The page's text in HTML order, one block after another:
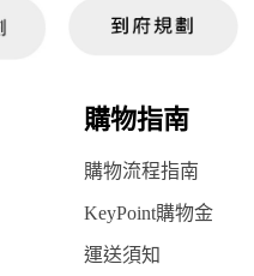
購物指南
購物流程指南
KeyPoint購物金
運送須知